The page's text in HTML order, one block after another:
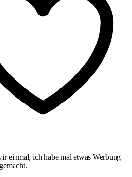
einmal, ich habe mal etwas Werbung